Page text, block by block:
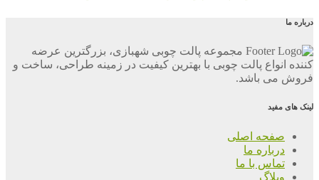
درباره ما
مجموعه پالت چوبی شهبازی، بزرگترین عرضه
کننده انواع پالت چوبی با بهترین کیفیت در زمینه طراحی، ساخت و
فروش می باشد.
لینک های مفید
صفحه اصلی
درباره ما
تماس با ما
وبلاگ